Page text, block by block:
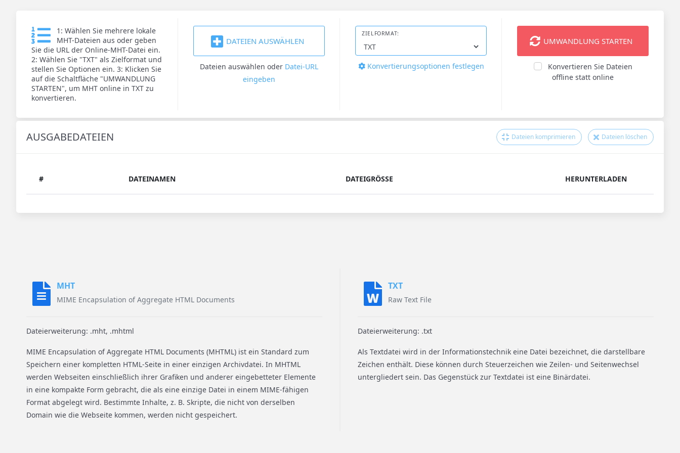
1: Wählen Sie mehrere lokale
MHT-Dateien aus oder geben
Sie die URL der Online-MHT-Datei ein.
2: Wählen Sie "TXT" als Zielformat und
stellen Sie Optionen ein. 3: Klicken Sie
auf die Schaltfläche "UMWANDLUNG
STARTEN", um MHT online in TXT zu
konvertieren.
DATEIEN AUSWÄHLEN
Dateien auswählen oder Datei-URL
eingeben
ZIELFORMAT:
Konvertierungsoptionen festlegen
UMWANDLUNG STARTEN
Konvertieren Sie Dateien
offline statt online
AUSGABEDATEIEN Dateien komprimieren Dateien löschen
# DATEINAMEN DATEIGRÖSSE HERUNTERLADEN
MHT
MIME Encapsulation of Aggregate HTML Documents
Dateierweiterung: .mht, .mhtml
MIME Encapsulation of Aggregate HTML Documents (MHTML) ist ein Standard zum
Speichern einer kompletten HTML-Seite in einer einzigen Archivdatei. In MHTML
werden Webseiten einschließlich ihrer Grafiken und anderer eingebetteter Elemente
in eine kompakte Form gebracht, die als eine einzige Datei in einem MIME-fähigen
Format abgelegt wird. Bestimmte Inhalte, z. B. Skripte, die nicht von derselben
Domain wie die Webseite kommen, werden nicht gespeichert.
TXT
Raw Text File
Dateierweiterung: .txt
Als Textdatei wird in der Informationstechnik eine Datei bezeichnet, die darstellbare
Zeichen enthält. Diese können durch Steuerzeichen wie Zeilen- und Seitenwechsel
untergliedert sein. Das Gegenstück zur Textdatei ist eine Binärdatei.